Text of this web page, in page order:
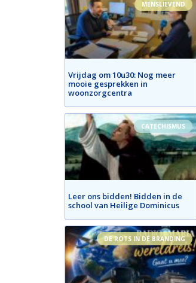
MENSLIEVEND
Vrijdag om 10u30: Nog meer
mooie gesprekken in
woonzorgcentra
CATECHISMUS
Leer ons bidden! Bidden in de
school van Heilige Dominicus
DE ROTS IN DE BRANDING